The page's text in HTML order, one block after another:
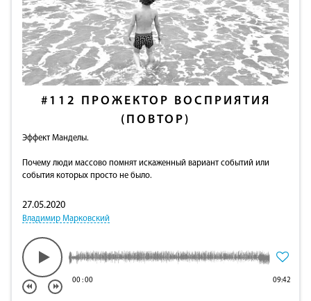
#112
ПРОЖЕКТОР ВОСПРИЯТИЯ
(ПОВТОР)
Эффект Манделы.
Почему люди массово помнят искаженный вариант событий или
события которых просто не было.
27.05.2020
Владимир Марковский
00:00 09:42